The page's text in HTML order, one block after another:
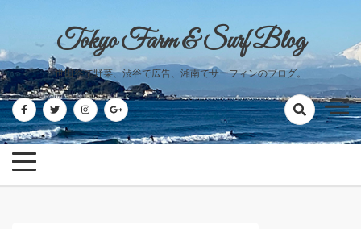
content
Tokyo Farm & Surf Blog
世田谷で野菜、渋谷で広告、湘南でサーフィンのブログ。